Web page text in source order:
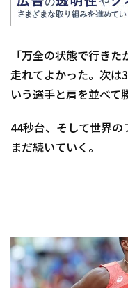
「万全の状態で行き
走れてよかった。次は
いう選手と肩を並べて
44秒台、そして世界の
まだ続いていく。